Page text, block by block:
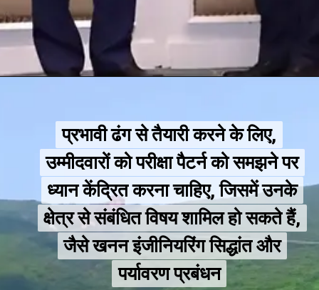
प्रभावी ढंग से तैयारी करने के लिए,
उम्मीदवारों को परीक्षा पैटर्न को समझने पर
ध्यान केंद्रित करना चाहिए, जिसमें उनके
क्षेत्र से संबंधित विषय शामिल हो सकते हैं,
जैसे खनन इंजीनियरिंग सिद्धांत और
पर्यावरण प्रबंधन
प्रभावी ढंग से तैयारी करने के लिए,
उम्मीदवारों को परीक्षा पैटर्न को समझने पर
ध्यान केंद्रित करना चाहिए, जिसमें उनके
क्षेत्र से संबंधित विषय शामिल हो सकते हैं,
जैसे खनन इंजीनियरिंग सिद्धांत और
पर्यावरण प्रबंधन